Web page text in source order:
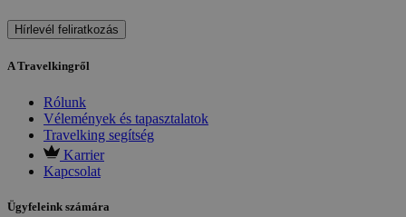
Hírlevél feliratkozás
A Travelkingről
Rólunk
Vélemények és tapasztalatok
Travelking segítség
Karrier
Kapcsolat
Ügyfeleink számára